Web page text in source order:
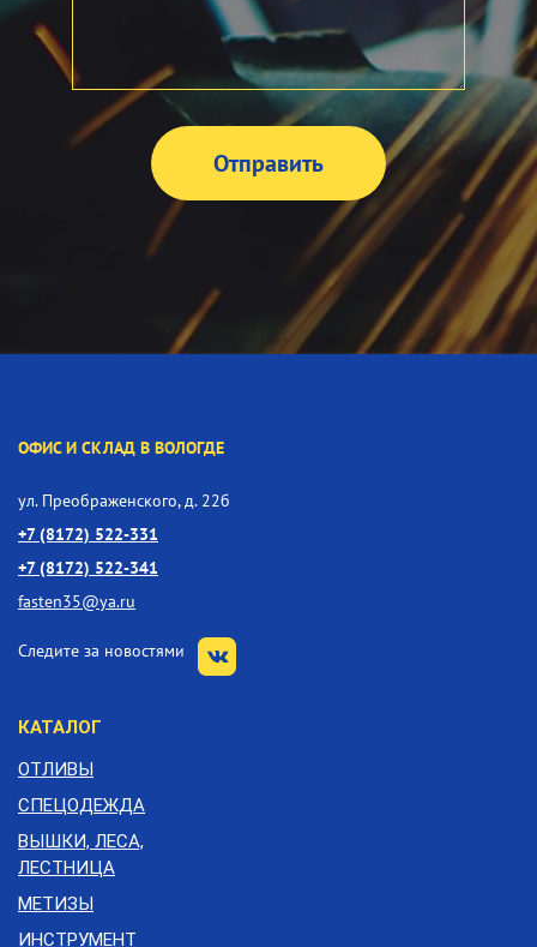
ОФИС И СКЛАД В ВОЛОГДЕ
ул. Преображенского, д. 22б
+7 (8172) 522-331
+7 (8172) 522-341
fasten35@ya.ru
Следите за новостями
КАТАЛОГ
ОТЛИВЫ
СПЕЦОДЕЖДА
ВЫШКИ, ЛЕСА,
ЛЕСТНИЦА
МЕТИЗЫ
ИНСТРУМЕНТ